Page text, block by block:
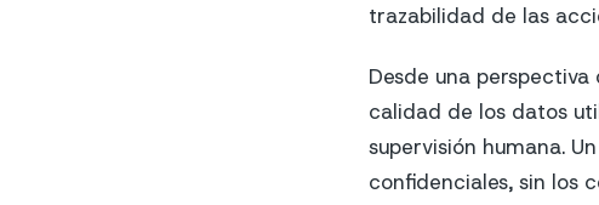
trazabilidad de las
Desde una
calidad de los datos
supervisión humana.
confidenciales, sin los